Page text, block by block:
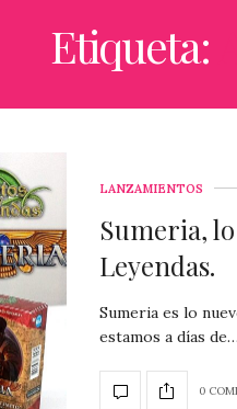
Etiqueta:
LANZAMIENTOS
Sumeria,
Leyendas.
Sumeria es lo
estamos a días de…
0